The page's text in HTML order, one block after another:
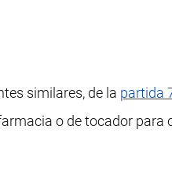
similares, de la partida
o de tocador para